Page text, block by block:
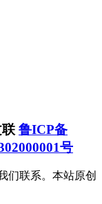
鲁ICP备
号
们联系。本站原创